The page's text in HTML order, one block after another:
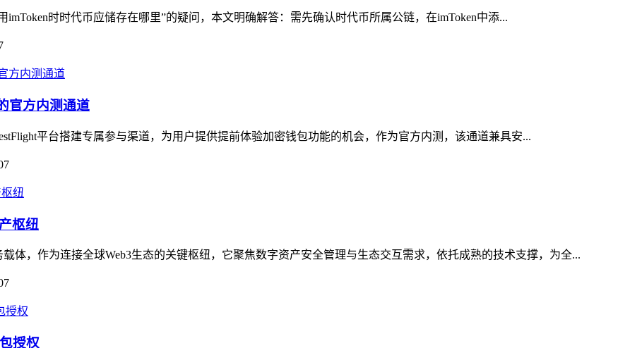
时时代币应储存在哪里”的疑问，本文明确解答：需先确认时代币所属公链，在imToken中添...
官方内测通道
平台搭建专属参与渠道，为用户提供提前体验加密钱包功能的机会，作为官方内测，该通道兼具安...
枢纽
体，作为连接全球Web3生态的关键枢纽，它聚焦数字资产安全管理与生态交互需求，依托成熟的技术支撑，为全...
授权